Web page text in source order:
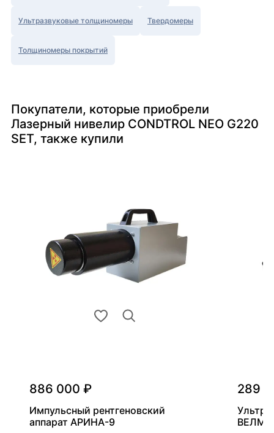
Ультразвуковые толщиномеры Твердомеры
Толщиномеры покрытий
Покупатели, которые приобрели
Лазерный нивелир CONDTROL NEO G220
SET, также купили
886 000 ₽
Импульсный рентгеновский
аппарат АРИНА-9
289